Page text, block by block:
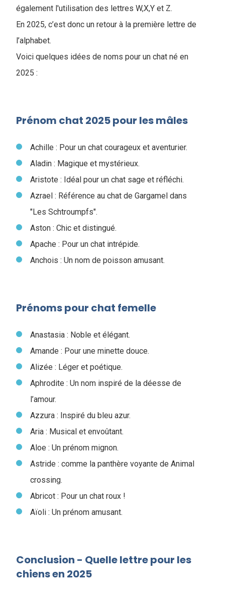
également l'utilisation des lettres W,X,Y et Z.
En 2025, c’est donc un retour à la première lettre de
l’alphabet.
Voici quelques idées de noms pour un chat né en
2025 :
Prénom chat 2025 pour les mâles
Achille : Pour un chat courageux et aventurier.
Aladin : Magique et mystérieux.
Aristote : Idéal pour un chat sage et réfléchi.
Azrael : Référence au chat de Gargamel dans
"Les Schtroumpfs".
Aston : Chic et distingué.
Apache : Pour un chat intrépide.
Anchois : Un nom de poisson amusant.
Prénoms pour chat femelle
Anastasia : Noble et élégant.
Amande : Pour une minette douce.
Alizée : Léger et poétique.
Aphrodite : Un nom inspiré de la déesse de
l’amour.
Azzura : Inspiré du bleu azur.
Aria : Musical et envoûtant.
Aloe : Un prénom mignon.
Astride : comme la panthère voyante de Animal
crossing.
Abricot : Pour un chat roux !
Aïoli : Un prénom amusant.
Conclusion - Quelle lettre pour les
chiens en 2025